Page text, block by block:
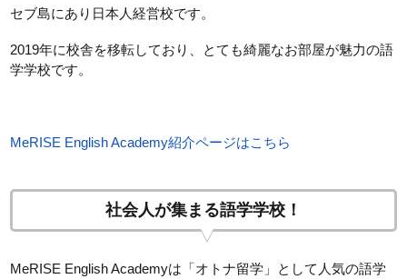
セブ島にあり日本人経営校です。
2019年に校舎を移転しており、とても綺麗なお部屋が魅力の語
学学校です。
MeRISE English Academy紹介ページはこちら
社会人が集まる語学学校！
MeRISE English Academyは「オトナ留学」として人気の語学